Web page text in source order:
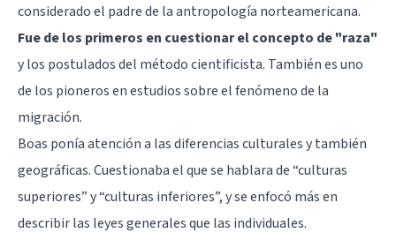
considerado el padre de la antropología norteamericana.
Fue de los primeros en cuestionar el concepto de "raza"
y los postulados del método cientificista. También es uno
de los pioneros en estudios sobre el fenómeno de la
migración.
Boas ponía atención a las diferencias culturales y también
geográficas. Cuestionaba el que se hablara de “culturas
superiores” y “culturas inferiores”, y se enfocó más en
describir las leyes generales que las individuales.